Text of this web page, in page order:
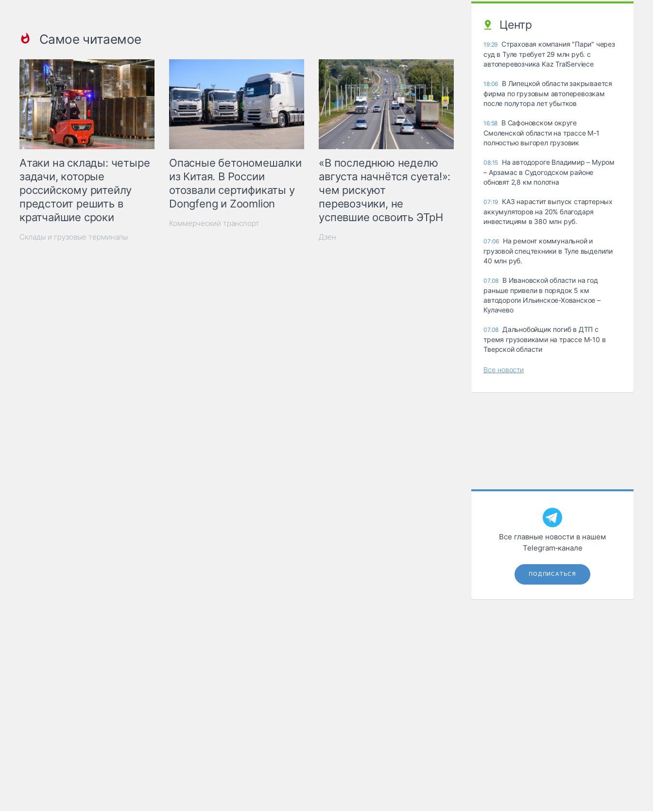
Самое читаемое
Атаки на склады: четыре
задачи, которые
российскому ритейлу
предстоит решить в
кратчайшие сроки
Склады и грузовые терминалы
Опасные бетономешалки
из Китая. В России
отозвали сертификаты у
Dongfeng и Zoomlion
Коммерческий транспорт
«В последнюю неделю
августа начнётся суета!»:
чем рискуют
перевозчики, не
успевшие освоить ЭТрН
Дзен
Центр
19:29 Страховая компания "Пари" через
суд в Туле требует 29 млн руб. с
автоперевозчика Kaz TralServiece
18:06 В Липецкой области закрывается
фирма по грузовым автоперевозкам
после полутора лет убытков
16:58 В Сафоновском округе
Смоленской области на трассе М-1
полностью выгорел грузовик
08:15 На автодороге Владимир – Муром
– Арзамас в Судогодском районе
обновят 2,8 км полотна
07:19 КАЗ нарастит выпуск стартерных
аккумуляторов на 20% благодаря
инвестициям в 380 млн руб.
07:06 На ремонт коммунальной и
грузовой спецтехники в Туле выделили
40 млн руб.
07.08 В Ивановской области на год
раньше привели в порядок 5 км
автодороги Ильинское-Хованское –
Кулачево
07.08 Дальнобойщик погиб в ДТП с
тремя грузовиками на трассе М-10 в
Тверской области
Все новости
Все главные новости в нашем
Telegram‑канале
ПОДПИСАТЬСЯ